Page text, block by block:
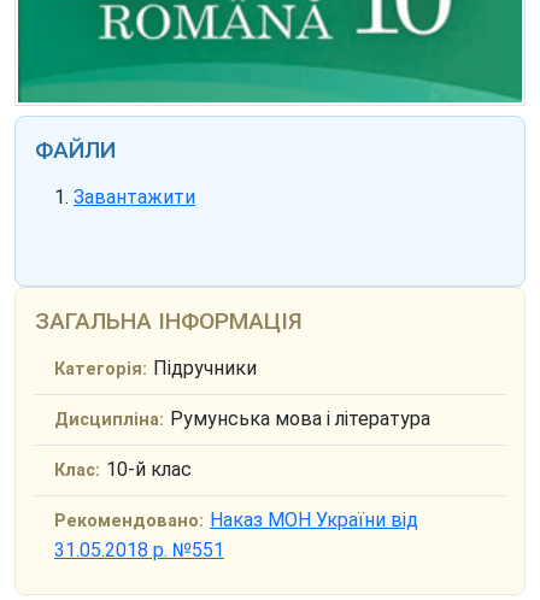
ФАЙЛИ
Завантажити
ЗАГАЛЬНА ІНФОРМАЦІЯ
Категорія: Підручники
Дисципліна: Румунська мова і література
Клас: 10-й клас
Рекомендовано: Наказ МОН України від
31.05.2018 р. №551